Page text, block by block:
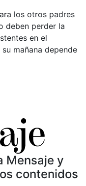
los otros padres
deben perder la
en el
mañana depende
Mensaje y
contenidos